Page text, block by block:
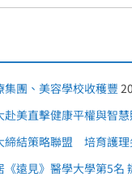
團、美容學校收穫豐
美直擊健康平權與智慧
締結策略聯盟 培育護理
遠見》醫學大學第5名